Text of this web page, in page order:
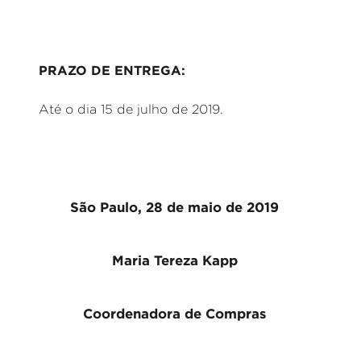
PRAZO DE ENTREGA:
Até o dia 15 de julho de 2019.
São Paulo, 28 de maio de 2019
Maria Tereza Kapp
Coordenadora de Compras